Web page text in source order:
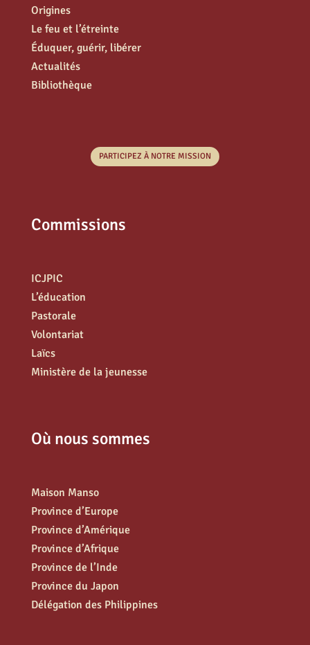
Origines
Le feu et l’étreinte
Éduquer, guérir, libérer
Actualités
Bibliothèque
PARTICIPEZ À NOTRE MISSION
Commissions
ICJPIC
L’éducation
Pastorale
Volontariat
Laïcs
Ministère de la jeunesse
Où nous sommes
Maison Manso
Province d’Europe
Province d’Amérique
Province d’Afrique
Province de l’Inde
Province du Japon
Délégation des Philippines